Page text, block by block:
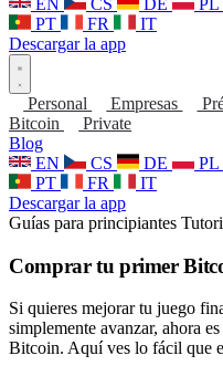
EN CS DE PL
PT
FR
IT
Descargar la app
Personal Empresas
Bitcoin
Private
Blog
EN
CS DE PL
PT
FR
IT
Descargar la app
Guías para principiantes
Comprar tu primer
Si quieres mejorar tu juego
simplemente avanzar, ahora
Bitcoin. Aquí ves lo fácil que